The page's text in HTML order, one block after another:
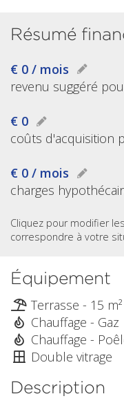
Résumé
€ 0 / mois
revenu suggéré
€ 0
coûts d'acquisition
€ 0 / mois
charges
Cliquez pour modifier
correspondre à votre
Équipement
Terrasse - 15 m²
Chauffage - Gaz
Chauffage -
Double vitrage
Description